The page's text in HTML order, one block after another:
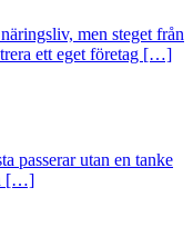
men steget från
ett eget företag […]
passerar utan en tanke
[…]